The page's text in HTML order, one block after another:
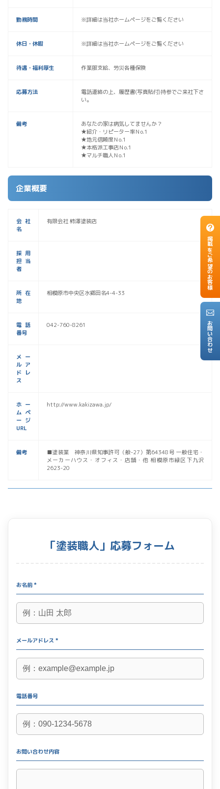
掲載をご希望のお客様
お問い合わせ
勤務時間 ※詳細は当社ホームページをご覧ください
休日・休暇 ※詳細は当社ホームページをご覧ください
待遇・福利厚生 作業服支給、労災各種保険
応募方法
電話連絡の上、履歴書(写真貼付)持参でご来社下さ
い。
備考
あなたの家は病気してませんか？
★紹介・リピーター率Ｎo.1
★地元信頼度Ｎo.1
★本格派工事店Ｎo.1
★マルチ職人Ｎo.1
企業概要
会社
名
有限会社 柿澤塗装店
採用
担当
者
所在
地
相模原市中央区水郷田名4-4-33
電話
番号
042-760-8261
メー
ルア
ドレ
ス
ホー
ムペ
ージ
URL
http://www.kakizawa.jp/
備考
■塗装業 神奈川県知事許可（般-27）第64348号 一般住宅・
メーカーハウス・オフィス・店舗・他 相模原市緑区下九沢
2623-20
「塗装職人」応募フォーム
お名前 *
メールアドレス *
電話番号
お問い合わせ内容